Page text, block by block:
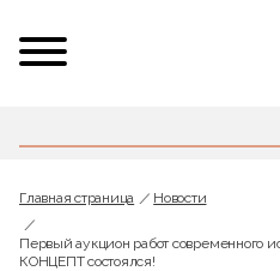
Главная страница Новости
Первый аукцион работ современного
КОНЦЕПТ состоялся!